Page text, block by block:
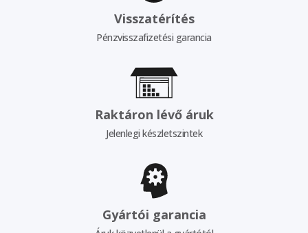
Visszatérítés
Pénzvisszafizetési garancia
Raktáron lévő áruk
Jelenlegi készletszintek
Gyártói garancia